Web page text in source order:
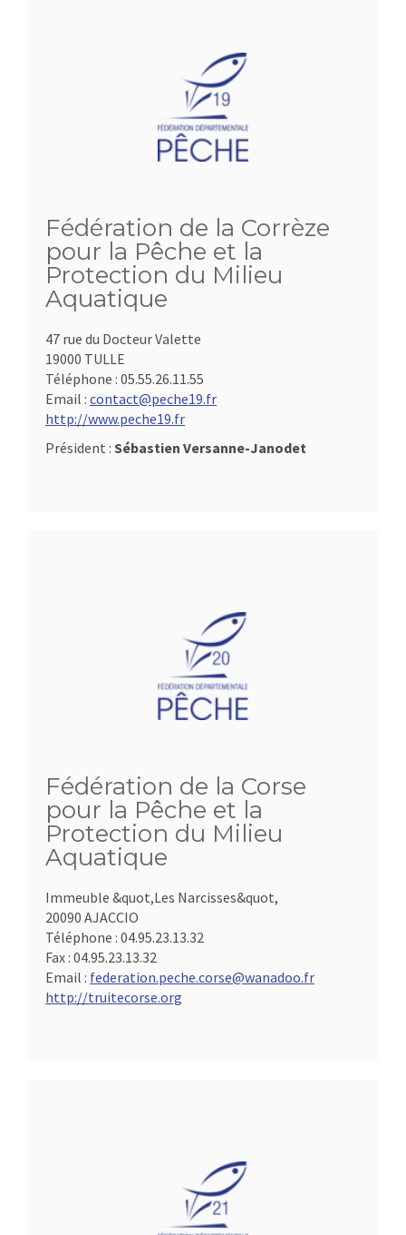
Fédération de la Corrèze
pour la Pêche et la
Protection du Milieu
Aquatique
47 rue du Docteur Valette
19000 TULLE
Téléphone : 05.55.26.11.55
Email : contact@peche19.fr
http://www.peche19.fr
Président : Sébastien Versanne-Janodet
Fédération de la Corse
pour la Pêche et la
Protection du Milieu
Aquatique
Immeuble &quot,Les Narcisses&quot,
20090 AJACCIO
Téléphone : 04.95.23.13.32
Fax : 04.95.23.13.32
Email : federation.peche.corse@wanadoo.fr
http://truitecorse.org